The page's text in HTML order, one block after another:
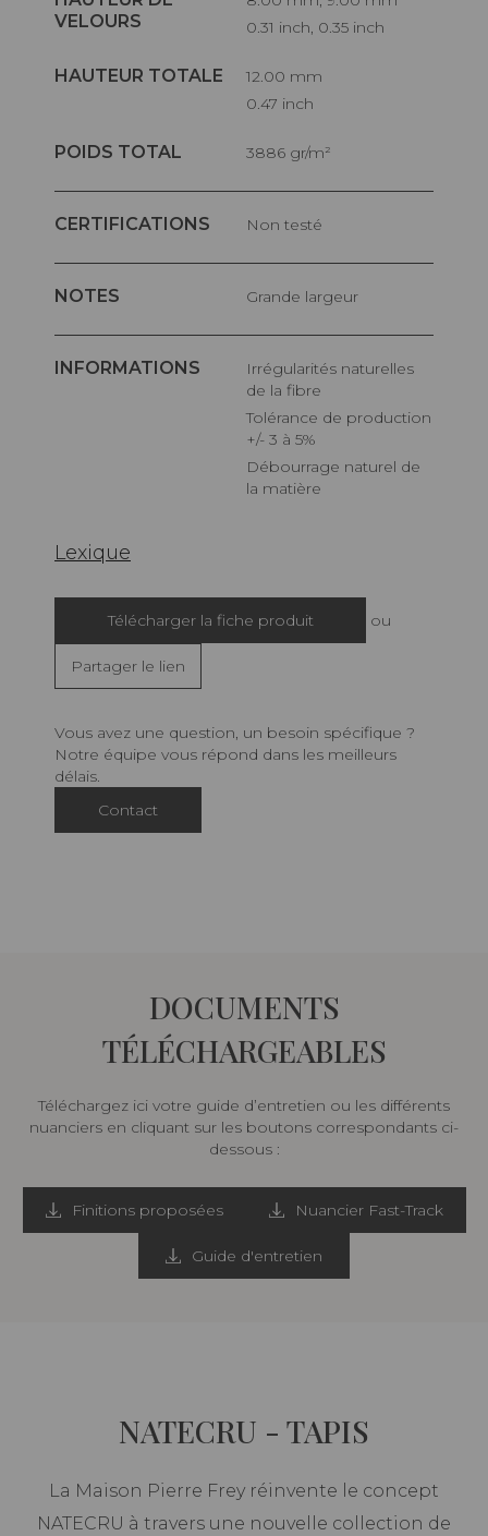
VELOURS
0.31 inch, 0.35 inch
HAUTEUR TOTALE
12.00 mm
0.47 inch
POIDS TOTAL 3886 gr/m²
CERTIFICATIONS Non testé
NOTES Grande largeur
INFORMATIONS
Irrégularités naturelles
de la fibre
Tolérance de production
+/- 3 à 5%
Débourrage naturel de
la matière
Lexique
Télécharger la fiche produit ou
Partager le lien
Vous avez une question, un besoin spécifique ?
Notre équipe vous répond dans les meilleurs
délais.
Contact
DOCUMENTS
TÉLÉCHARGEABLES
Téléchargez ici votre guide d’entretien ou les différents
nuanciers en cliquant sur les boutons correspondants ci-
dessous :
Finitions proposées Nuancier Fast-Track
Guide d'entretien
NATECRU - TAPIS
La Maison Pierre Frey réinvente le concept
NATECRU à travers une nouvelle collection de